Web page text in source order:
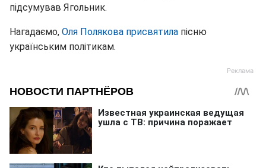
підсумував Ягольник.
Нагадаємо, Оля Полякова присвятила пісню
українським політикам.